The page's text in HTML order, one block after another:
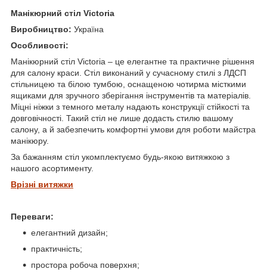
Манікюрний стіл Victoria
Виробництво: Україна
Особливості:
Манікюрний стіл Victoria – це елегантне та практичне рішення
для салону краси. Стіл виконаний у сучасному стилі з ЛДСП
стільницею та білою тумбою, оснащеною чотирма місткими
ящиками для зручного зберігання інструментів та матеріалів.
Міцні ніжки з темного металу надають конструкції стійкості та
довговічності. Такий стіл не лише додасть стилю вашому
салону, а й забезпечить комфортні умови для роботи майстра
манікюру.
За бажанням стіл укомплектуємо будь-якою витяжкою з
нашого асортименту.
Врізні витяжки
Переваги:
елегантний дизайн;
практичність;
простора робоча поверхня;